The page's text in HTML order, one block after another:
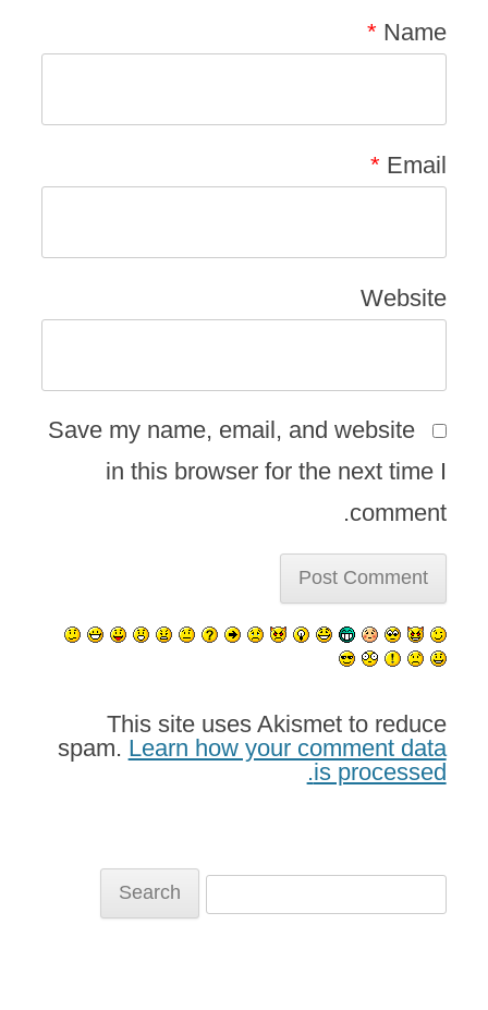
Name
*
Email
*
Website
Save my name, email, and website
in this browser for the next time I
comment.
This site uses Akismet to reduce
spam. Learn how your comment data
is processed.